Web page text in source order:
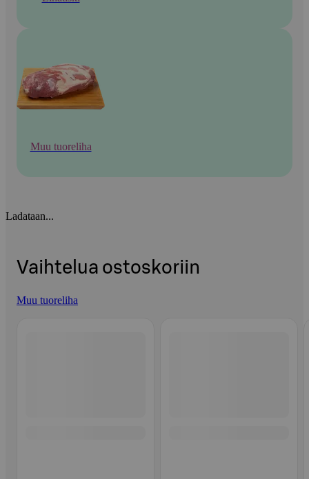
Muu tuoreliha
Ladataan...
Vaihtelua ostoskoriin
Muu tuoreliha